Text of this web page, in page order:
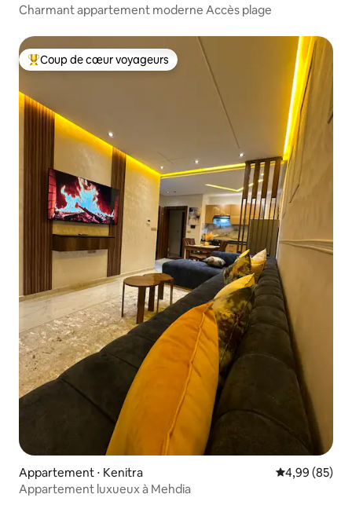
Charmant appartement moderne Accès plage
Coups de cœur voyageurs les plus appréciés
Coup de cœur voyageurs
Appartement ⋅ Kenitra Évaluation
4,99 (85)
Appartement luxueux à Mehdia